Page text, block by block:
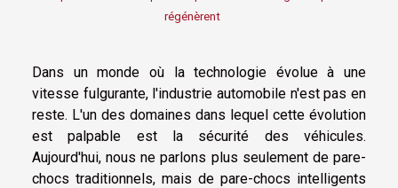
régénèrent
Dans un monde où la technologie évolue à une
vitesse fulgurante, l'industrie automobile n'est pas en
reste. L'un des domaines dans lequel cette évolution
est palpable est la sécurité des véhicules.
Aujourd'hui, nous ne parlons plus seulement de pare-
chocs traditionnels, mais de pare-chocs intelligents